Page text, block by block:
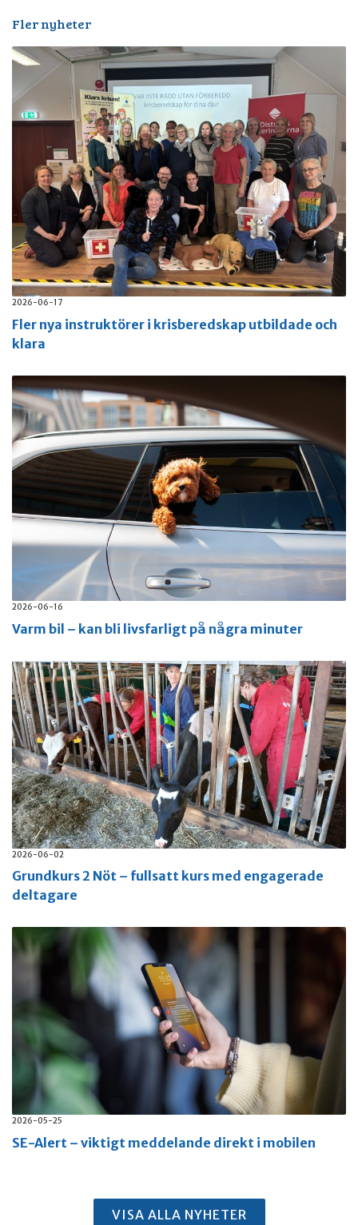
Fler nyheter
2026-06-17
Fler nya instruktörer i krisberedskap utbildade och
klara
2026-06-16
Varm bil – kan bli livsfarligt på några minuter
2026-06-02
Grundkurs 2 Nöt – fullsatt kurs med engagerade
deltagare
2026-05-25
SE-Alert – viktigt meddelande direkt i mobilen
VISA ALLA NYHETER